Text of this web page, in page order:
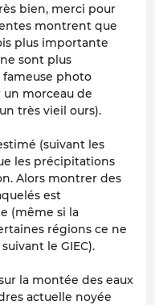
bien, merci pour
montrent que
plus importante
sont plus
fameuse photo
morceau de
très vieil ours).
(suivant les
les précipitations
Alors montrer des
est
(même si la
régions ce ne
le GIEC).
la montée des eaux
actuelle noyée